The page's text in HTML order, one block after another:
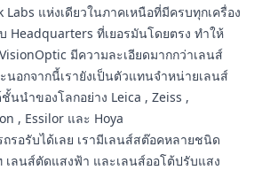
Labs แห่งเดียวในภาคเหนือที่มีครบทุกเครื่อง
Headquarters ที่เยอรมันโดยตรง ทำให้
มีความละเอียดมากกว่าเลนส์
นอกจากนี้เรายังเป็นตัวแทนจำหน่ายเลนส์
นนำของโลกอย่าง Leica , Zeiss ,
, Essilor และ Hoya
ถรอรับได้เลย เรามีเลนส์สต๊อคหลายชนิด
เลนส์ตัดแสงฟ้า และเลนส์ออโต้ปรับแสง